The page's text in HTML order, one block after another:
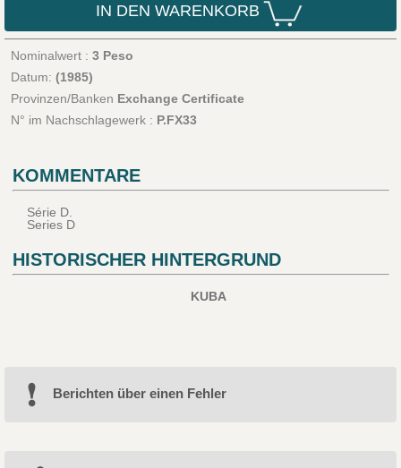
IN DEN WARENKORB
Nominalwert : 3 Peso
Datum: (1985)
Provinzen/Banken Exchange Certificate
N° im Nachschlagewerk : P.FX33
KOMMENTARE
Série D.
Series D
HISTORISCHER HINTERGRUND
KUBA
Berichten über einen Fehler